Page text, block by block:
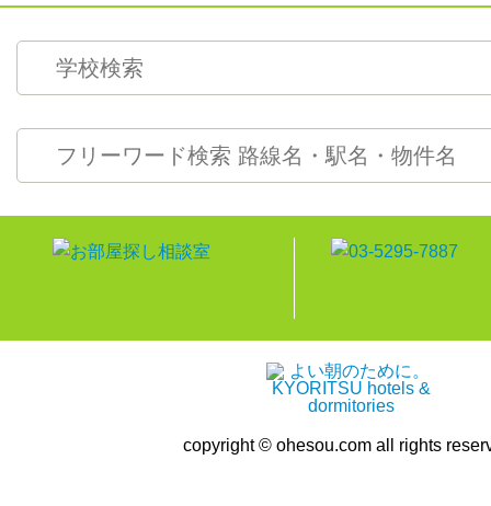
copyright © ohesou.com all rights